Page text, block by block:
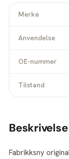
Merke
Anvendelse
OE-nummer
Tilstand
Beskrivelse
Fabrikksny